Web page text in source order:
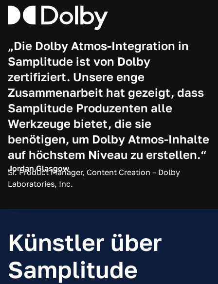
„Die Dolby Atmos-Integration in
Samplitude ist von Dolby
zertifiziert. Unsere enge
Zusammenarbeit hat gezeigt, dass
Samplitude Produzenten alle
Werkzeuge bietet, die sie
benötigen, um Dolby Atmos-Inhalte
auf höchstem Niveau zu erstellen.“
Jordan Glasgow
Sr. Product Manager, Content Creation – Dolby
Laboratories, Inc.
Künstler über
Samplitude